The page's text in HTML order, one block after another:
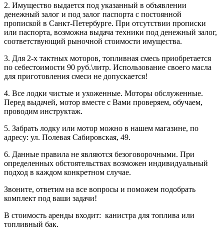
2. Имущество выдается под указанный в объявлении
денежный залог и под залог паспорта с постоянной
пропиской в Санкт-Петербурге. При отсутствии прописки
или паспорта, возможна выдача техники под денежный залог,
соответствующий рыночной стоимости имущества.
3. Для 2-х тактных моторов, топливная смесь приобретается
по себестоимости 90 руб.\литр. Использование своего масла
для приготовления смеси не допускается!
4. Все лодки чистые и ухоженные. Моторы обслуженные.
Перед выдачей, мотор вместе с Вами проверяем, обучаем,
проводим инструктаж.
5. Забрать лодку или мотор можно в нашем магазине, по
адресу: ул. Полевая Сабировская, 49.
6. Данные правила не являются безоговорочными. При
определенных обстоятельствах возможен индивидуальный
подход в каждом конкретном случае.
Звоните, ответим на все вопросы и поможем подобрать
комплект под ваши задачи!
В стоимость аренды входит: канистра для топлива или
топливный бак.